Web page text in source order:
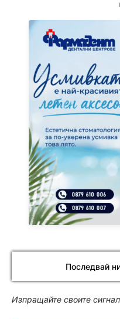
Последвай
Изпращайте своите